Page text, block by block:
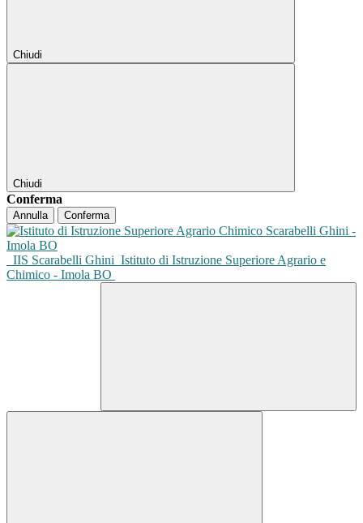
Chiudi
Chiudi
Conferma
Annulla Conferma
IIS Scarabelli Ghini Istituto di Istruzione Superiore Agrario e
Chimico - Imola BO